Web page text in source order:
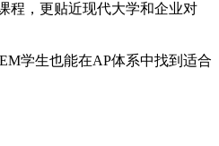
程，更贴近现代大学和企业对
学生也能在AP体系中找到适合